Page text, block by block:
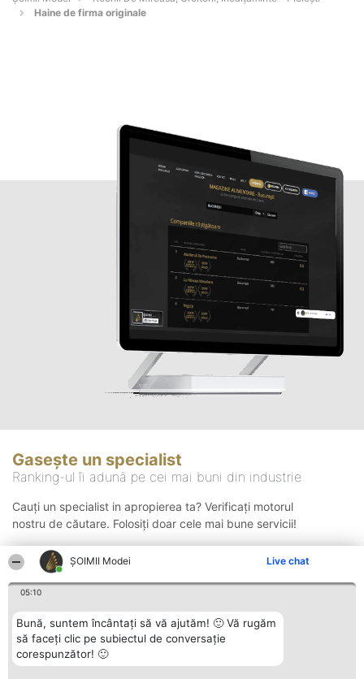
ȘOIMII Modei Live chat
05:10
Bună, suntem încântați să vă ajutăm! 🙂 Vă rugăm
să faceți clic pe subiectul de conversație
corespunzător! 🙂
Haine de firma originale
Gasește un specialist
Ranking-ul îi adună pe cei mai buni din industrie
Cauți un specialist in apropierea ta? Verificați motorul
nostru de căutare. Folosiți doar cele mai bune servicii!